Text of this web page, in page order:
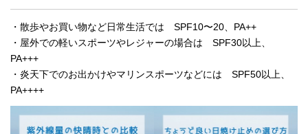
・散歩やお買い物など日常生活では SPF10〜20、PA++
・屋外での軽いスポーツやレジャーの場合は SPF30以上、
PA+++
・炎天下でのお出かけやマリンスポーツなどには SPF50以上、
PA++++